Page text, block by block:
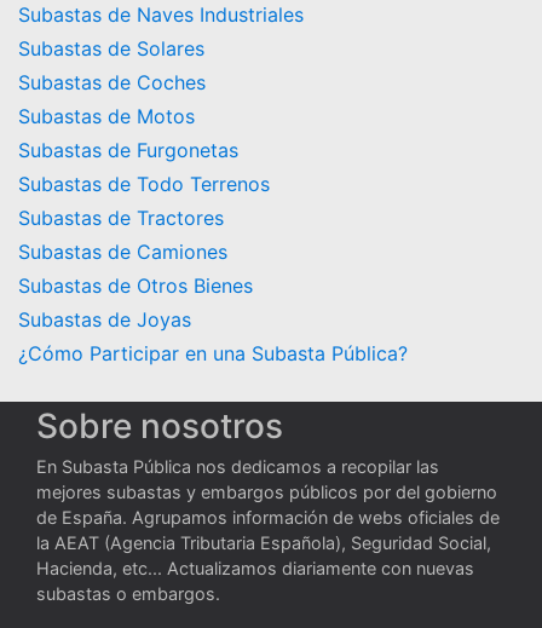
Subastas de Naves Industriales
Subastas de Solares
Subastas de Coches
Subastas de Motos
Subastas de Furgonetas
Subastas de Todo Terrenos
Subastas de Tractores
Subastas de Camiones
Subastas de Otros Bienes
Subastas de Joyas
¿Cómo Participar en una Subasta Pública?
Sobre nosotros
En Subasta Pública nos dedicamos a recopilar las
mejores subastas y embargos públicos por del gobierno
de España. Agrupamos información de webs oficiales de
la AEAT (Agencia Tributaria Española), Seguridad Social,
Hacienda, etc... Actualizamos diariamente con nuevas
subastas o embargos.